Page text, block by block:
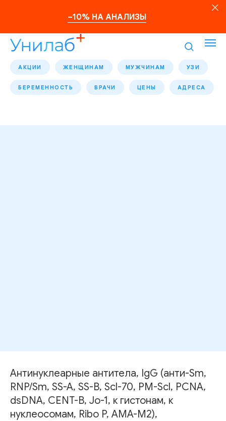
–10% НА АНАЛИЗЫ
АКЦИИ ЖЕНЩИНАМ МУЖЧИНАМ УЗИ
БЕРЕМЕННОСТЬ ВРАЧИ ЦЕНЫ АДРЕСА
Антинуклеарные антитела, IgG (анти-Sm,
RNP/Sm, SS-A, SS-B, Scl-70, PM-Scl, PCNA,
dsDNA, CENT-B, Jo-1, к гистонам, к
нуклеосомам, Ribo P, AMA-M2),